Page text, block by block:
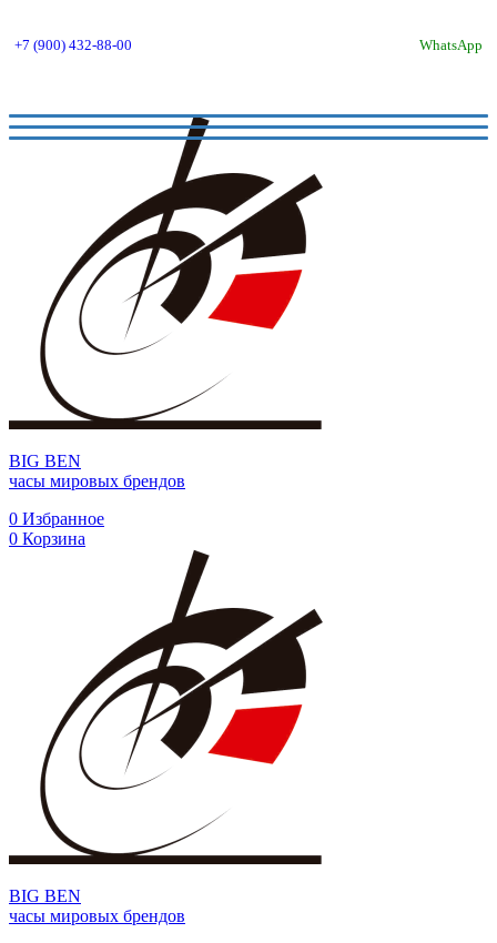
+7 (900) 432-88-00 WhatsApp
BIG BEN
часы мировых брендов
0 Избранное
0 Корзина
BIG BEN
часы мировых брендов